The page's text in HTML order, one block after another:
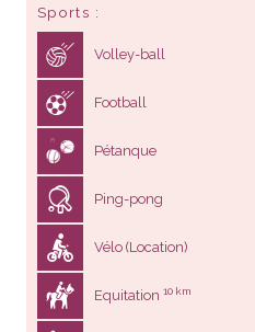
Sports
Volley-ball
Football
Pétanque
Ping-pong
Vélo (Location)
Equitation 10 km